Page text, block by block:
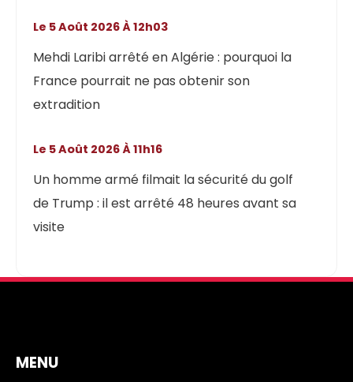
Mehdi Laribi arrêté en Algérie : pourquoi la
France pourrait ne pas obtenir son
extradition
Le 5 Août 2026 À 12h03
Un homme armé filmait la sécurité du golf
de Trump : il est arrêté 48 heures avant sa
visite
Le 5 Août 2026 À 11h16
MENU